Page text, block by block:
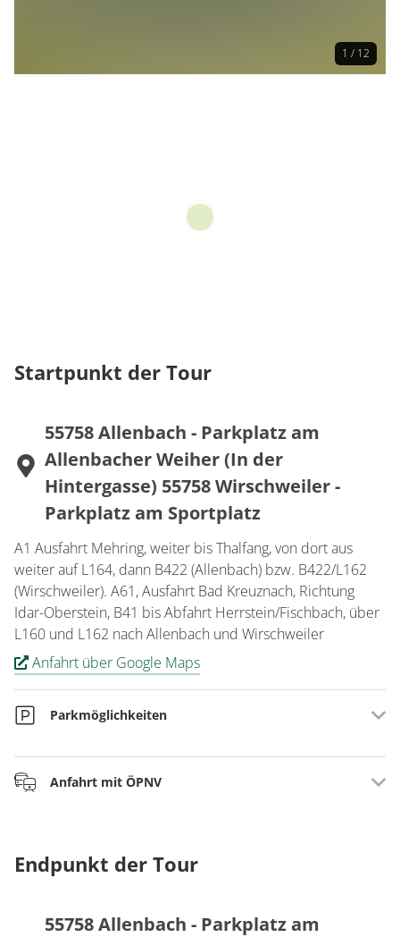
1 / 12
Startpunkt der Tour
55758 Allenbach - Parkplatz am
Allenbacher Weiher (In der
Hintergasse) 55758 Wirschweiler -
Parkplatz am Sportplatz
A1 Ausfahrt Mehring, weiter bis Thalfang, von dort aus
weiter auf L164, dann B422 (Allenbach) bzw. B422/L162
(Wirschweiler). A61, Ausfahrt Bad Kreuznach, Richtung
Idar-Oberstein, B41 bis Abfahrt Herrstein/Fischbach, über
L160 und L162 nach Allenbach und Wirschweiler
Anfahrt über Google Maps
Parkmöglichkeiten
An den Einstiegspunkten in Allenbach (Parkplatz am
Allenbacher Weiher) und Wirschweiler (Parkplatz am
Anfahrt mit ÖPNV
Allenbach
Endpunkt der Tour
55758 Allenbach - Parkplatz am